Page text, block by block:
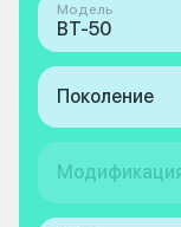
Модель
BT-50
Поколение